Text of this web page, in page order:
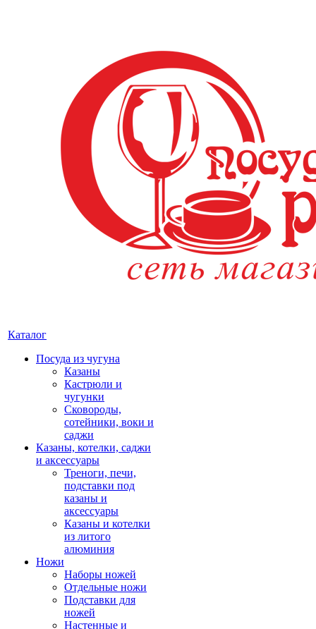
Каталог
Посуда из чугуна
Казаны
Кастрюли и
чугунки
Сковороды,
сотейники, воки и
саджи
Казаны, котелки, саджи
и аксессуары
Треноги, печи,
подставки под
казаны и
аксессуары
Казаны и котелки
из литого
алюминия
Ножи
Наборы ножей
Отдельные ножи
Подставки для
ножей
Настенные и